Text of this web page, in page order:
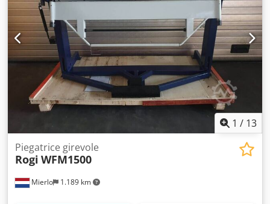
1 / 13
Mierlo 1.189 km
Piegatrice girevole
Rogi WFM1500